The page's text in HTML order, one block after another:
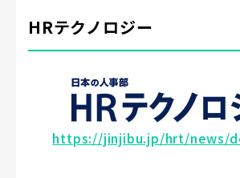
HRテクノロジー
https://jinjibu.jp/hrt/news/